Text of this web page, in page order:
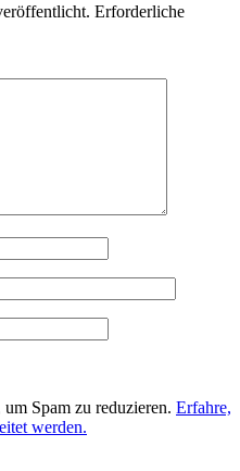
Erforderliche
Spam zu reduzieren. Erfahre,
werden.